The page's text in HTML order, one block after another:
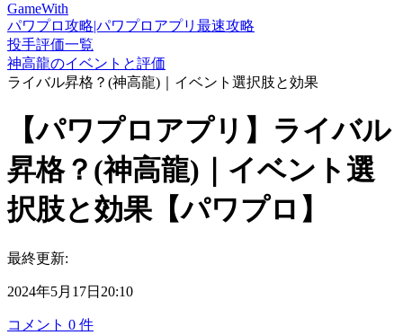
GameWith
パワプロ攻略|パワプロアプリ最速攻略
投手評価一覧
神高龍のイベントと評価
ライバル昇格？(神高龍)｜イベント選択肢と効果
【パワプロアプリ】ライバル
昇格？(神高龍)｜イベント選
択肢と効果【パワプロ】
最終更新:
2024年5月17日20:10
コメント 0 件